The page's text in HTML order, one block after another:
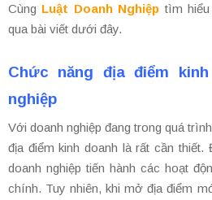
Cùng Luật Doanh Nghiệp tìm
qua bài viết dưới đây.
Chức năng địa điểm
nghiệp
Với doanh nghiệp đang trong quá
địa điểm kinh doanh là rất cần thiết.
doanh nghiệp tiến hành các hoạt
chính. Tuy nhiên, khi mở địa điểm